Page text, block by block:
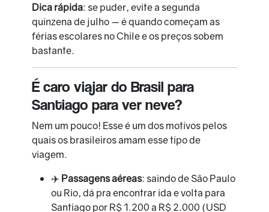
Dica rápida: se puder, evite a segunda
quinzena de julho — é quando começam as
férias escolares no Chile e os preços sobem
bastante.
É caro viajar do Brasil para
Santiago para ver neve?
Nem um pouco! Esse é um dos motivos pelos
quais os brasileiros amam esse tipo de
viagem.
✈️ Passagens aéreas: saindo de São Paulo
ou Rio, dá pra encontrar ida e volta para
Santiago por R$ 1.200 a R$ 2.000 (USD